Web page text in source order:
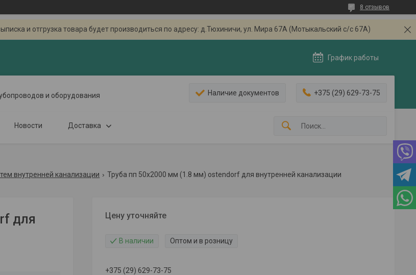
8 отзывов
и отгрузка товара будет производиться по адресу: д.Тюхиничи, ул. Мира 67А (Мотыкальский с/с 67А)
График работы
и оборудования Наличие документов +375 (29) 629-73-75
Новости Доставка
внутренней канализации Труба пп 50х2000 мм (1.8 мм) ostendorf для внутренней канализации
для
Цену уточняйте
В наличии Оптом и в розницу
+375 (29) 629-73-75